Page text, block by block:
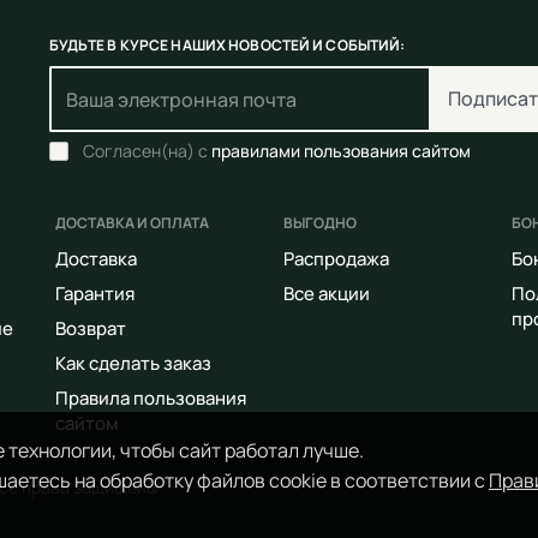
чтобы сайт работал лучше.
на обработку файлов cookie в соответствии с
БУДЬТЕ В КУРСЕ НАШИХ НОВОСТЕЙ И СОБЫТИЙ:
Согласен(на) с правилами пользования сайтом
ДОСТАВКА И ОПЛАТА
Доставка
Гарантия
Возврат
Как сделать заказ
Правила пользования
сайтом
ВЫГОДНО
Распродажа
Все акции
права защищены